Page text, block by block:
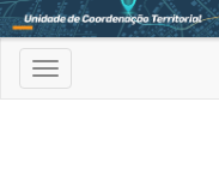
Toggle
navigation